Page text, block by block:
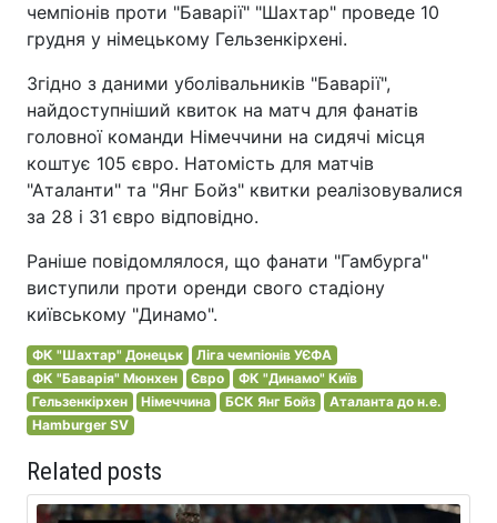
чемпіонів проти "Баварії" "Шахтар" проведе 10
грудня у німецькому Гельзенкірхені.
Згідно з даними уболівальників "Баварії",
найдоступніший квиток на матч для фанатів
головної команди Німеччини на сидячі місця
коштує 105 євро. Натомість для матчів
"Аталанти" та "Янг Бойз" квитки реалізовувалися
за 28 і 31 євро відповідно.
Раніше повідомлялося, що фанати "Гамбурга"
виступили проти оренди свого стадіону
київському "Динамо".
ФК "Шахтар" Донецьк
Ліга чемпіонів УЄФА
ФК "Баварія" Мюнхен
Євро
ФК "Динамо" Київ
Гельзенкірхен
Німеччина БСК Янг Бойз
Аталанта до н.е.
Hamburger SV
Related posts